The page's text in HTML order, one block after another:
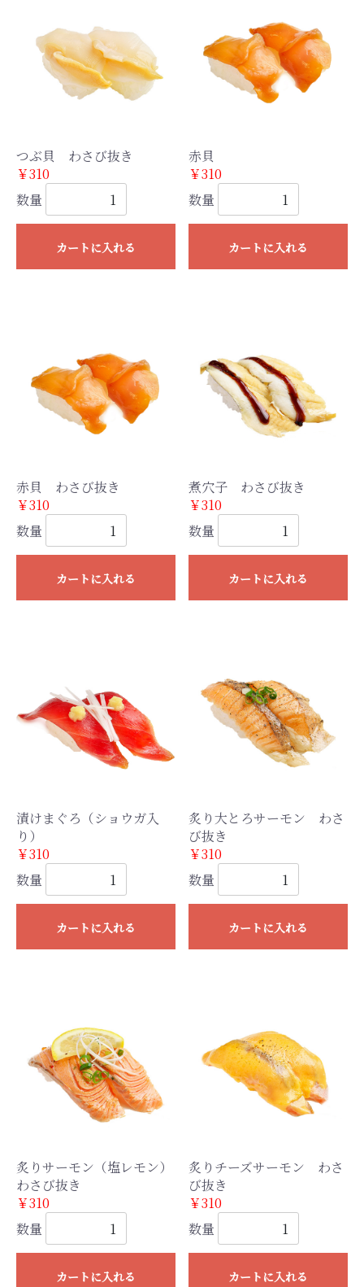
つぶ貝 わさび抜き
￥310
数量
カートに入れる
赤貝
￥310
数量
カートに入れる
赤貝 わさび抜き
￥310
数量
カートに入れる
煮穴子 わさび抜き
￥310
数量
カートに入れる
漬けまぐろ（ショウガ入
り）
￥310
数量
カートに入れる
炙り大とろサーモン わさ
び抜き
￥310
数量
カートに入れる
炙りサーモン（塩レモン）
わさび抜き
￥310
数量
カートに入れる
炙りチーズサーモン わさ
び抜き
￥310
数量
カートに入れる